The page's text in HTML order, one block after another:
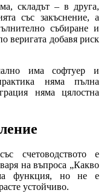
складът – в друга,
със закъснение, а
събиране и
веригата добавя риск
има софтуер и
няма пълна
няма цялостна
счетоводството е
на въпроса „Какво
функция, но не е
устойчиво.